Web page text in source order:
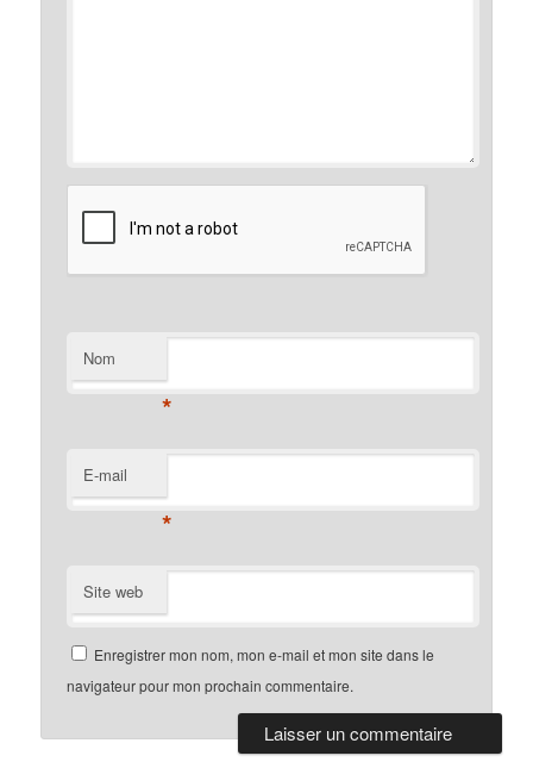
Nom
*
E-mail
*
Site web
Enregistrer mon nom, mon e-mail et mon site dans le
navigateur pour mon prochain commentaire.